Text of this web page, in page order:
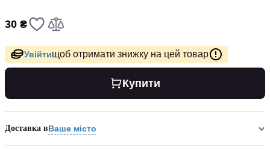
30 ₴
Увійтищоб отримати знижку на цей товар
Купити
Доставка вВаше місто